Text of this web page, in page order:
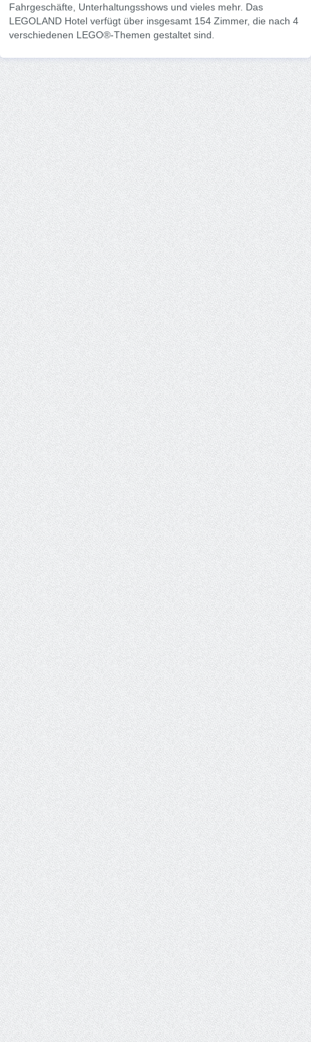
Fahrgeschäfte, Unterhaltungsshows und vieles mehr. Das
LEGOLAND Hotel verfügt über insgesamt 154 Zimmer, die nach 4
verschiedenen LEGO®-Themen gestaltet sind.